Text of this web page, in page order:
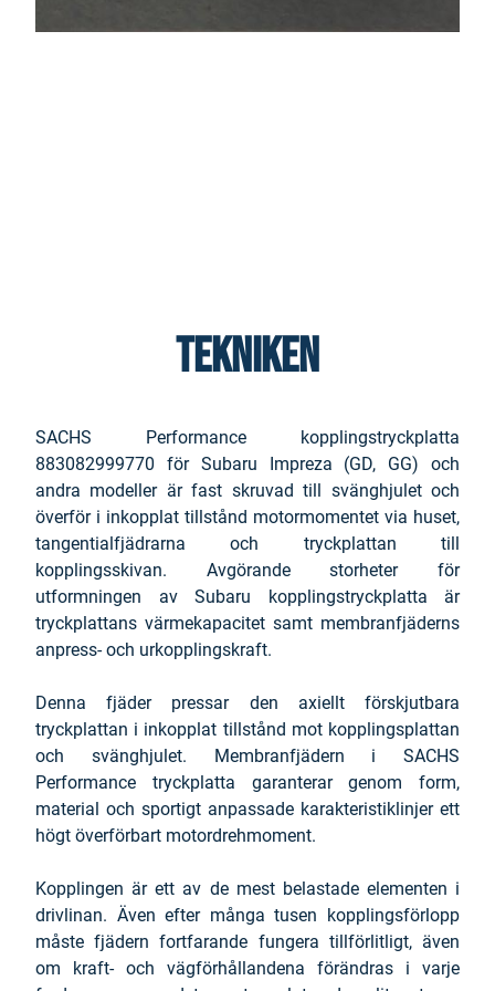
TEKNIKEN
SACHS Performance kopplingstryckplatta
883082999770 för Subaru Impreza (GD, GG) och
andra modeller är fast skruvad till svänghjulet och
överför i inkopplat tillstånd motormomentet via huset,
tangentialfjädrarna och tryckplattan till
kopplingsskivan. Avgörande storheter för
utformningen av Subaru kopplingstryckplatta är
tryckplattans värmekapacitet samt membranfjäderns
anpress- och urkopplingskraft.
Denna fjäder pressar den axiellt förskjutbara
tryckplattan i inkopplat tillstånd mot kopplingsplattan
och svänghjulet. Membranfjädern i SACHS
Performance tryckplatta garanterar genom form,
material och sportigt anpassade karakteristiklinjer ett
högt överförbart motordrehmoment.
Kopplingen är ett av de mest belastade elementen i
drivlinan. Även efter många tusen kopplingsförlopp
måste fjädern fortfarande fungera tillförlitligt, även
om kraft- och vägförhållandena förändras i varje